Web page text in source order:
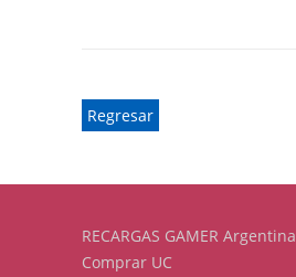
Regresar
RECARGAS GAMER Argentina
Comprar UC